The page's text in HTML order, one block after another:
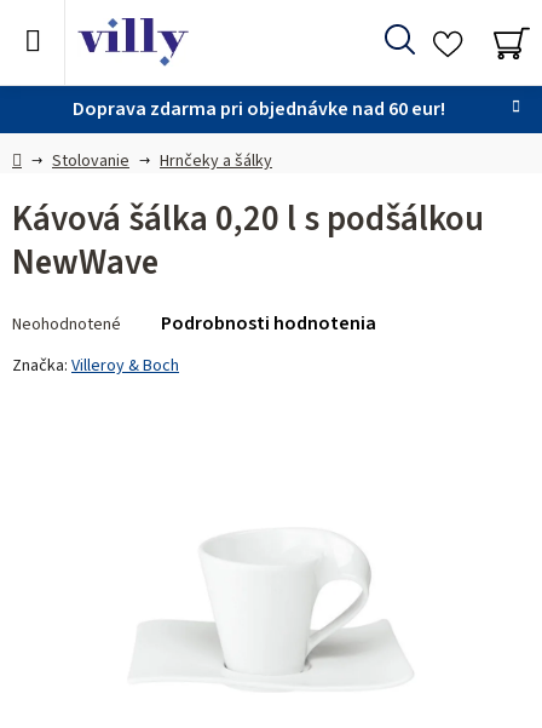
Doprava zdarma pri objednávke nad 60 eur!
Hľadať
DomovStolovanie Hrnčeky a šálky
Kávová šálka 0,20 l s podšálkou
NewWave
hodnotenie
produktu
Neohodnotené Podrobnosti hodnotenia
Značka: Villeroy & Boch